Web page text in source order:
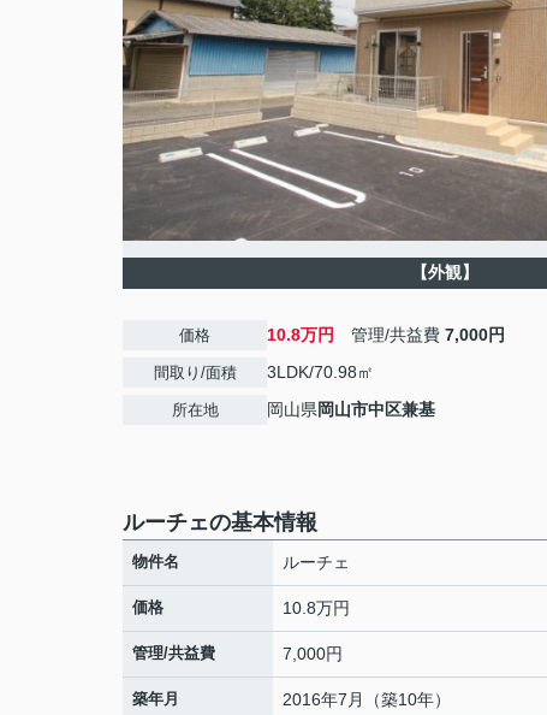
【外観】
価格 10.8万円 管理/共益費 7,000円
間取り/面積 3LDK/70.98㎡
所在地 岡山県岡山市中区兼基
ルーチェの基本情報
物件名 ルーチェ
価格 10.8万円
管理/共益費 7,000円
築年月 2016年7月（築10年）